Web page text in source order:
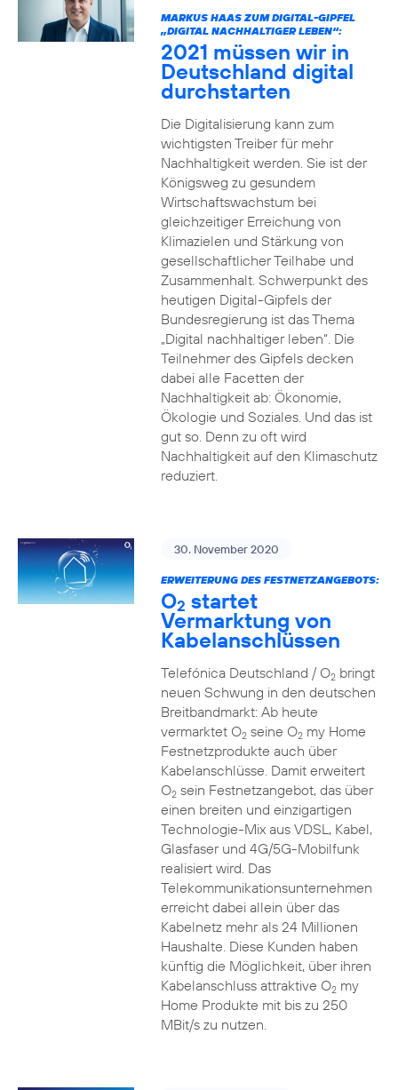
MARKUS HAAS ZUM DIGITAL-GIPFEL
„DIGITAL NACHHALTIGER LEBEN“:
2021 müssen wir in
Deutschland digital
durchstarten
Die Digitalisierung kann zum
wichtigsten Treiber für mehr
Nachhaltigkeit werden. Sie ist der
Königsweg zu gesundem
Wirtschaftswachstum bei
gleichzeitiger Erreichung von
Klimazielen und Stärkung von
gesellschaftlicher Teilhabe und
Zusammenhalt. Schwerpunkt des
heutigen Digital-Gipfels der
Bundesregierung ist das Thema
„Digital nachhaltiger leben“. Die
Teilnehmer des Gipfels decken
dabei alle Facetten der
Nachhaltigkeit ab: Ökonomie,
Ökologie und Soziales. Und das ist
gut so. Denn zu oft wird
Nachhaltigkeit auf den Klimaschutz
reduziert.
30. November 2020
ERWEITERUNG DES FESTNETZANGEBOTS:
O2 startet
Vermarktung von
Kabelanschlüssen
Telefónica Deutschland / O2bringt
neuen Schwung in den deutschen
Breitbandmarkt: Ab heute
vermarktet O2seine O2my Home
Festnetzprodukte auch über
Kabelanschlüsse. Damit erweitert
O2sein Festnetzangebot, das über
einen breiten und einzigartigen
Technologie-Mix aus VDSL, Kabel,
Glasfaser und 4G/5G-Mobilfunk
realisiert wird. Das
Telekommunikationsunternehmen
erreicht dabei allein über das
Kabelnetz mehr als 24 Millionen
Haushalte. Diese Kunden haben
künftig die Möglichkeit, über ihren
Kabelanschluss attraktive O2my
Home Produkte mit bis zu 250
MBit/s zu nutzen.